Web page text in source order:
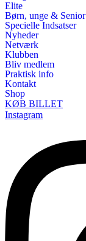
Elite
Børn, unge & Senior
Specielle Indsatser
Nyheder
Netværk
Klubben
Bliv medlem
Praktisk info
Kontakt
Shop
KØB BILLET
Instagram